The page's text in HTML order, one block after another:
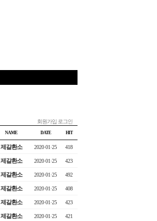
회원가입 로그인
NAME DATE HIT
제갈환소 2020·01·25 418
제갈환소 2020·01·25 423
제갈환소 2020·01·25 492
제갈환소 2020·01·25 408
제갈환소 2020·01·25 423
제갈환소 2020·01·25 421